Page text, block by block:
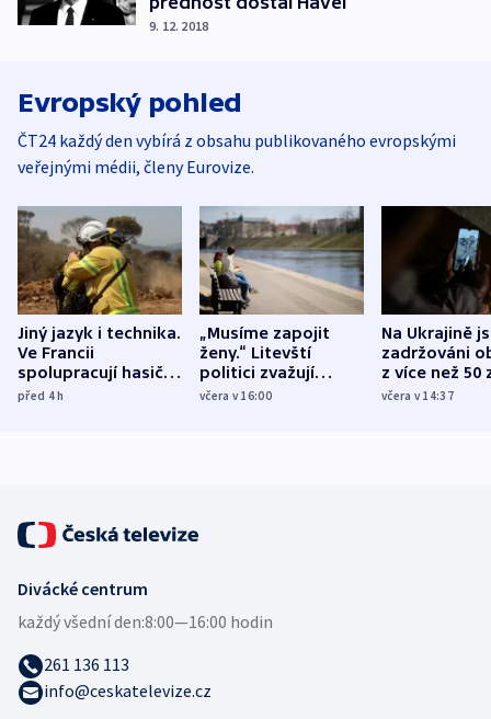
9. 12. 2018
Evropský pohled
ČT24 každý den vybírá z obsahu publikovaného evropskými
veřejnými médii, členy Eurovize.
Jiný jazyk i technika.
Ve Francii
spolupracují hasiči z
různých zemí
před 4h
„Musíme zapojit
ženy.“ Litevští
politici zvažují
dohodu o
včera v 16:00
Na Ukrajině
zadržováni
z více než 50
Bojovali na
včera v 14:37
Divácké centrum
každý všední den:8:00—16:00 hodin
261 136 113
info@ceskatelevize.cz